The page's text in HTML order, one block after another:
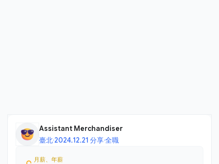
Assistant Merchandiser
臺北·2024.12.21 分享·全職
月薪、年薪